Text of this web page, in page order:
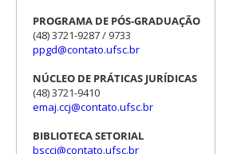
PROGRAMA DE PÓS-GRADUAÇÃO
(48) 3721-9287 / 9733
ppgd@contato.ufsc.br
NÚCLEO DE PRÁTICAS JURÍDICAS
(48) 3721-9410
emaj.ccj@contato.ufsc.br
BIBLIOTECA SETORIAL
bsccj@contato.ufsc.br